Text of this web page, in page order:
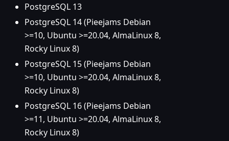
PostgreSQL 13
PostgreSQL 14 (Pieejams Debian
>=10, Ubuntu >=20.04, AlmaLinux 8,
Rocky Linux 8)
PostgreSQL 15 (Pieejams Debian
>=10, Ubuntu >=20.04, AlmaLinux 8,
Rocky Linux 8)
PostgreSQL 16 (Pieejams Debian
>=11, Ubuntu >=20.04, AlmaLinux 8,
Rocky Linux 8)